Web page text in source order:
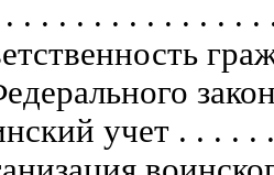
. . . . . . . . . . . . . .
учет . . . .